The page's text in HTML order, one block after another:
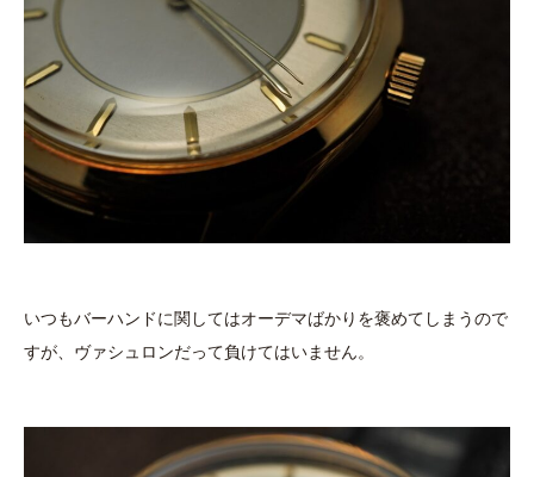
いつもバーハンドに関してはオーデマばかりを褒めてしまうので
すが、ヴァシュロンだって負けてはいません。